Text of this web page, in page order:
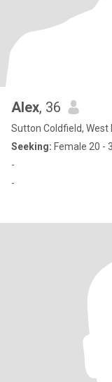
Alex, 36
Sutton Coldfield, West
Seeking: Female 20 -
-
-